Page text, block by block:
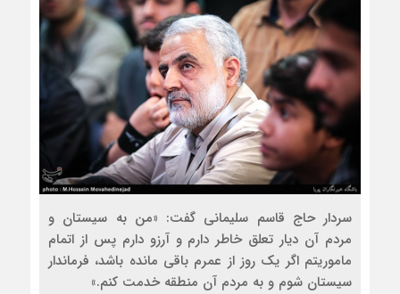
سردار حاج قاسم سلیمانی گفت: «من به سیستان و
مردم آن دیار تعلق خاطر دارم و آرزو دارم پس از اتمام
ماموریتم اگر یک روز از عمرم باقی مانده باشد، فرماندار
سیستان شوم و به مردم آن منطقه خدمت کنم.»